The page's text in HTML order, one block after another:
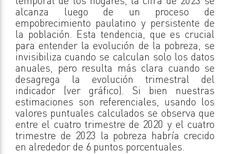
alcanza luego de un proceso de
empobrecimiento paulatino y persistente de
la población. Esta tendencia, que es crucial
para entender la evolución de la pobreza, se
invisibiliza cuando se calculan solo los datos
anuales, pero resulta más clara cuando se
desagrega la evolución trimestral del
indicador (ver gráfico). Si bien nuestras
estimaciones son referenciales, usando los
valores puntuales calculados se observa que
entre el cuatro trimestre de 2020 y el cuatro
trimestre de 2023 la pobreza habría crecido
en alrededor de 6 puntos porcentuales.